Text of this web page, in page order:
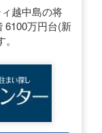
越中島の将
6100万円台(新